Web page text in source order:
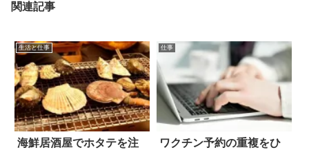
関連記事
生活と仕事
海鮮居酒屋でホタテを注
仕事
ワクチン予約の重複をひ